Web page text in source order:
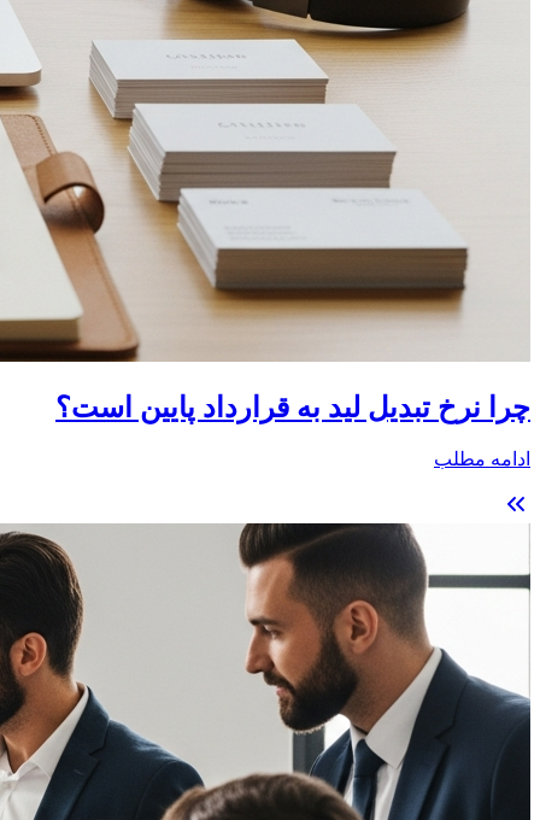
چرا نرخ تبدیل لید به قرارداد پایین است؟
ادامه مطلب